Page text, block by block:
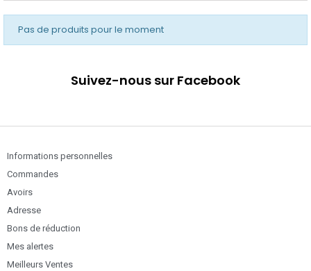
Pas de produits pour le moment
Suivez-nous sur Facebook
Informations personnelles
Commandes
Avoirs
Adresse
Bons de réduction
Mes alertes
Meilleurs Ventes